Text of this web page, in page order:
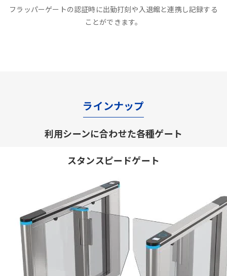
フラッパーゲートの認証時に出勤打刻や入退館と連携し記録する
ことができます。
ラインナップ
利用シーンに合わせた各種ゲート
スタンスピードゲート